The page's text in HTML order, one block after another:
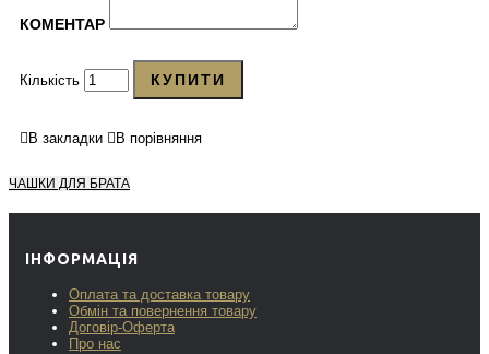
КОМЕНТАР
Кількість КУПИТИ
В закладки В порівняння
ЧАШКИ ДЛЯ БРАТА
ІНФОРМАЦІЯ
Оплата та доставка товару
Обмін та повернення товару
Договір-Оферта
Про нас